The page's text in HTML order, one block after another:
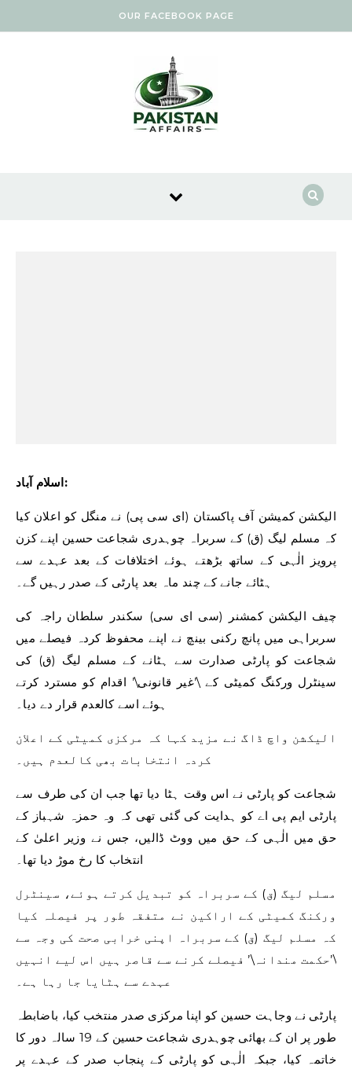
OUR FACEBOOK PAGE
اسلام آباد:
الیکشن کمیشن آف پاکستان (ای سی پی) نے منگل کو اعلان کیا
کہ مسلم لیگ (ق) کے سربراہ چوہدری شجاعت حسین اپنے کزن
پرویز الٰہی کے ساتھ بڑھتے ہوئے اختلافات کے بعد عہدے سے
ہٹائے جانے کے چند ماہ بعد پارٹی کے صدر رہیں گے۔
چیف الیکشن کمشنر (سی ای سی) سکندر سلطان راجہ کی
سربراہی میں پانچ رکنی بینچ نے اپنے محفوظ کردہ فیصلے میں
شجاعت کو پارٹی صدارت سے ہٹانے کے مسلم لیگ (ق) کی
سینٹرل ورکنگ کمیٹی کے \’غیر قانونی\’ اقدام کو مسترد کرتے
ہوئے اسے کالعدم قرار دے دیا۔
الیکشن واچ ڈاگ نے مزید کہا کہ مرکزی کمیٹی کے اعلان
کردہ انتخابات بھی کالعدم ہیں۔
شجاعت کو پارٹی نے اس وقت ہٹا دیا تھا جب ان کی طرف سے
پارٹی ایم پی اے کو ہدایت کی گئی تھی کہ وہ حمزہ شہباز کے
حق میں الٰہی کے حق میں ووٹ ڈالیں، جس نے وزیر اعلیٰ کے
انتخاب کا رخ موڑ دیا تھا۔
مسلم لیگ (ق) کے سربراہ کو تبدیل کرتے ہوئے، سینٹرل
ورکنگ کمیٹی کے اراکین نے متفقہ طور پر فیصلہ کیا
کہ مسلم لیگ (ق) کے سربراہ اپنی خرابی صحت کی وجہ سے
\’حکمت مندانہ\’ فیصلے کرنے سے قاصر ہیں اس لیے انہیں
عہدے سے ہٹایا جا رہا ہے۔
پارٹی نے وجاہت حسین کو اپنا مرکزی صدر منتخب کیا، باضابطہ
طور پر ان کے بھائی چوہدری شجاعت حسین کے 19 سالہ دور کا
خاتمہ کیا، جبکہ الٰہی کو پارٹی کے پنجاب صدر کے عہدے پر